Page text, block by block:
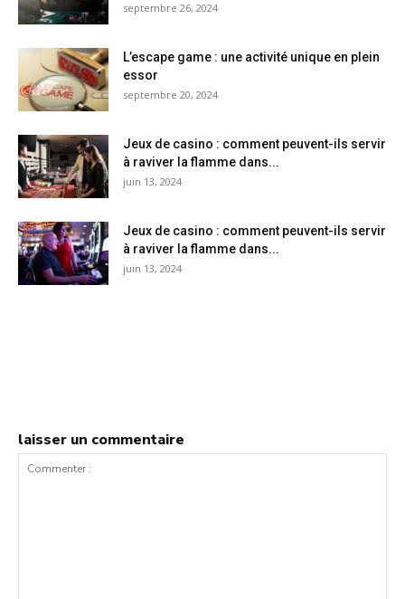
septembre 26, 2024
L’escape game : une activité unique en plein
essor
septembre 20, 2024
Jeux de casino : comment peuvent-ils servir
à raviver la flamme dans...
juin 13, 2024
Jeux de casino : comment peuvent-ils servir
à raviver la flamme dans...
juin 13, 2024
laisser un commentaire